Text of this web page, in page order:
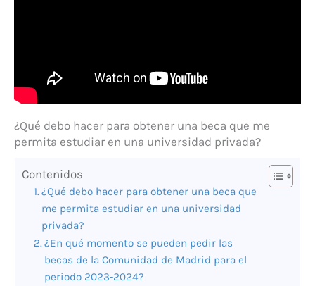
¿Qué debo hacer para obtener una beca que me
permita estudiar en una universidad privada?
Contenidos
¿Qué debo hacer para obtener una beca que
me permita estudiar en una universidad
privada?
¿En qué momento se pueden pedir las
becas de la Comunidad de Madrid para el
periodo 2023-2024?